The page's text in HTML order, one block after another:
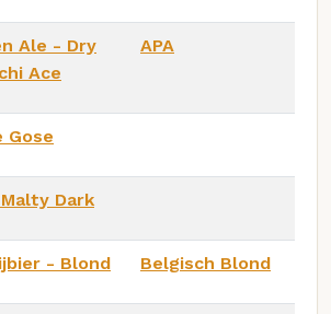
Ale - Dry
Ace
APA
Gose
Dark
- Blond Belgisch Blond